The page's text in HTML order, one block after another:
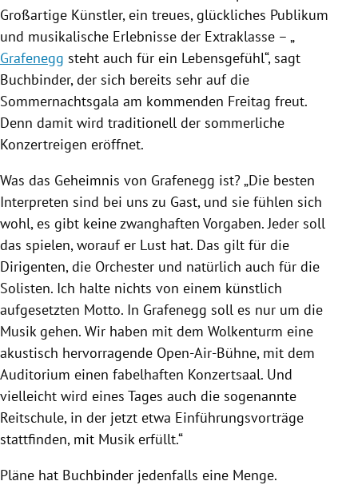
Großartige Künstler, ein treues, glückliches Publikum
und musikalische Erlebnisse der Extraklasse – „
Grafenegg steht auch für ein Lebensgefühl“, sagt
Buchbinder, der sich bereits sehr auf die
Sommernachtsgala am kommenden Freitag freut.
Denn damit wird traditionell der sommerliche
Konzertreigen eröffnet.
Was das Geheimnis von Grafenegg ist? „Die besten
Interpreten sind bei uns zu Gast, und sie fühlen sich
wohl, es gibt keine zwanghaften Vorgaben. Jeder soll
das spielen, worauf er Lust hat. Das gilt für die
Dirigenten, die Orchester und natürlich auch für die
Solisten. Ich halte nichts von einem künstlich
aufgesetzten Motto. In Grafenegg soll es nur um die
Musik gehen. Wir haben mit dem Wolkenturm eine
akustisch hervorragende Open-Air-Bühne, mit dem
Auditorium einen fabelhaften Konzertsaal. Und
vielleicht wird eines Tages auch die sogenannte
Reitschule, in der jetzt etwa Einführungsvorträge
stattfinden, mit Musik erfüllt.“
Pläne hat Buchbinder jedenfalls eine Menge.